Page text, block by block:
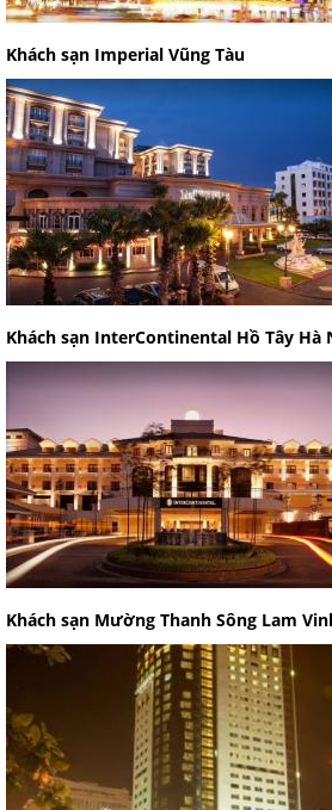
Khách sạn Imperial Vũng Tàu
Khách sạn InterContinental Hồ Tây Hà
Khách sạn Mường Thanh Sông Lam